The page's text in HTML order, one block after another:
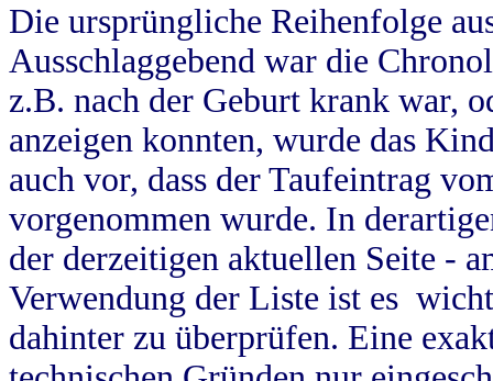
Die ursprüngliche Reihenfolge
Ausschlaggebend war die
z.B. nach der Geburt krank war,
anzeigen konnten, wurde das
auch vor, dass der Taufeintrag
vorgenommen wurde. In
der derzeitigen aktuellen Seite -
Verwendung der Liste ist es
dahinter zu überprüfen. Eine